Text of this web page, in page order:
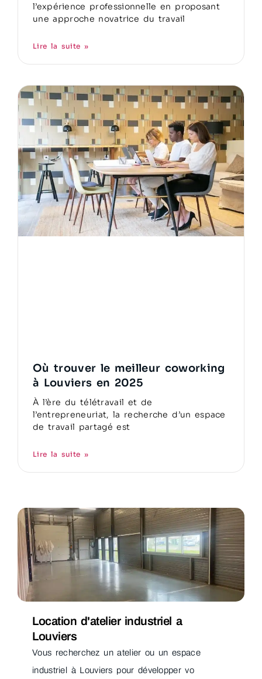
l’expérience professionnelle en proposant
une approche novatrice du travail
Lire la suite »
Où trouver le meilleur coworking
à Louviers en 2025
À l’ère du télétravail et de
l’entrepreneuriat, la recherche d’un espace
de travail partagé est
Lire la suite »
Location d'atelier industriel a
Louviers
Vous recherchez un atelier ou un espace
industriel à Louviers pour développer vo